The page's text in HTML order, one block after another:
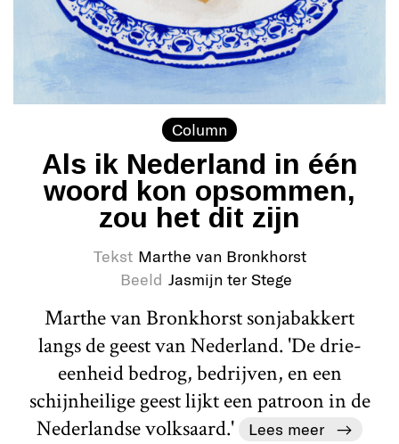
Column
Als ik Nederland in één
woord kon opsommen,
zou het dit zijn
Tekst Marthe van Bronkhorst
Beeld Jasmijn ter Stege
Marthe van Bronkhorst sonjabakkert
langs de geest van Nederland. 'De drie-
eenheid bedrog, bedrijven, en een
schijnheilige geest lijkt een patroon in de
Nederlandse volksaard.'
Lees meer